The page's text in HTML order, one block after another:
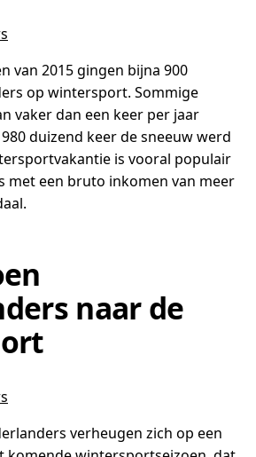
van 2015 gingen bijna 900
op wintersport. Sommige
vaker dan een keer per jaar
duizend keer de sneeuw werd
is vooral populair
met een bruto inkomen van meer
naar de
verheugen zich op een